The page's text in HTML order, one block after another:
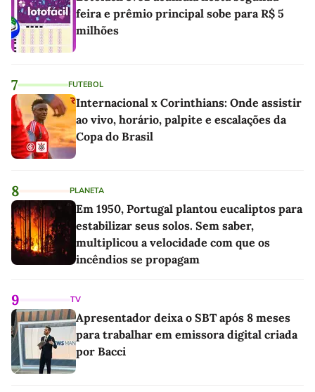
feira e prêmio principal sobe para R$ 5
milhões
7 FUTEBOL
Internacional x Corinthians: Onde assistir
ao vivo, horário, palpite e escalações da
Copa do Brasil
8 PLANETA
Em 1950, Portugal plantou eucaliptos para
estabilizar seus solos. Sem saber,
multiplicou a velocidade com que os
incêndios se propagam
9 TV
Apresentador deixa o SBT após 8 meses
para trabalhar em emissora digital criada
por Bacci